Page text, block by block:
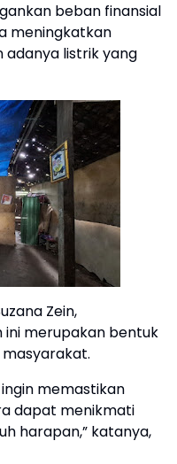
beban finansial
meningkatkan
adanya listrik yang
Zein,
merupakan bentuk
ingin memastikan
dapat menikmati
harapan,” katanya,